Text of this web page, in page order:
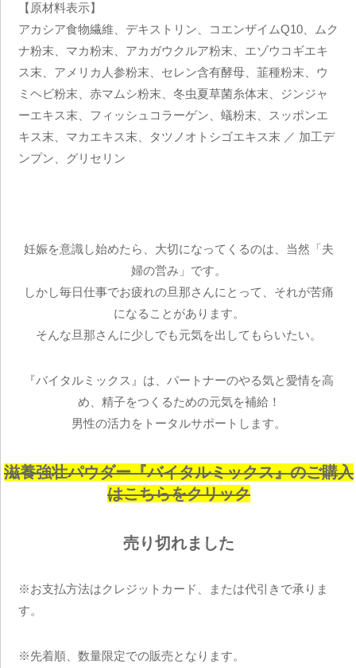
【原材料表示】
アカシア食物繊維、デキストリン、コエンザイムQ10、ムク
ナ粉末、マカ粉末、アカガウクルア粉末、エゾウコギエキ
ス末、アメリカ人参粉末、セレン含有酵母、韮種粉末、ウ
ミヘビ粉末、赤マムシ粉末、冬虫夏草菌糸体末、ジンジャ
ーエキス末、フィッシュコラーゲン、蟻粉末、スッポンエ
キス末、マカエキス末、タツノオトシゴエキス末 ／ 加工デ
ンプン、グリセリン
妊娠を意識し始めたら、大切になってくるのは、当然「夫
婦の営み」です。
しかし毎日仕事でお疲れの旦那さんにとって、それが苦痛
になることがあります。
そんな旦那さんに少しでも元気を出してもらいたい。
『バイタルミックス』は、パートナーのやる気と愛情を高
め、精子をつくるための元気を補給！
男性の活力をトータルサポートします。
滋養強壮パウダー『バイタルミックス』のご購入
はこちらをクリック
売り切れました
※お支払方法はクレジットカード、または代引きで承りま
す。
※先着順、数量限定での販売となります。